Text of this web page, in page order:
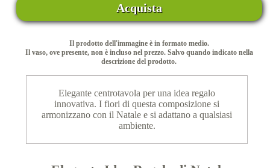
Acquista
Il prodotto dell'immagine è in formato medio.
Il vaso, ove presente, non è incluso nel prezzo. Salvo quando indicato nella
descrizione del prodotto.
Elegante centrotavola per una idea regalo
innovativa. I fiori di questa composizione si
armonizzano con il Natale e si adattano a qualsiasi
ambiente.